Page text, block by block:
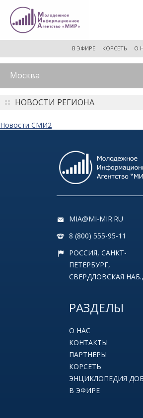
расширенный
В ЭФИРЕ КОРСЕТЬ О
Москва
НОВОСТИ РЕГИОНА
Новости СМИ2
MIA@MI-MIR.RU
8 (800) 555-95-11
РОССИЯ, САНКТ-
ПЕТЕРБУРГ,
СВЕРДЛОВСКАЯ
РАЗДЕЛЫ
О НАС
КОНТАКТЫ
ПАРТНЕРЫ
КОРСЕТЬ
ЭНЦИКЛОПЕДИЯ
В ЭФИРЕ